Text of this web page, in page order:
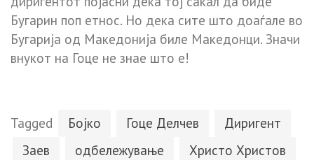
Бугарин поп етнос. Но дека сите што доаѓале во
Бугарија од Македонија биле Македонци. Значи
внукот на Гоце не знае што е!
Tagged Бојко Гоце Делчев
Диригент
Заев
одбележување Христо Христов